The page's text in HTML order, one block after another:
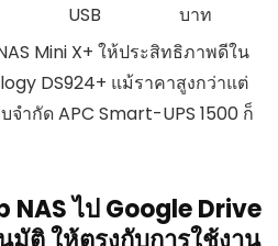
USB
บาท
Mini X+ ให้ประสิทธิภาพดีใน
DS924+ แม้ราคาสูงกว่าแต่
จำกัด APC Smart-UPS 1500 ก็
NAS ไป Google Drive